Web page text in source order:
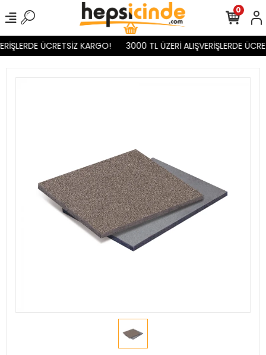
ÜCRETSİZ KARGO! 3000 TL ÜZERİ ALIŞVERİŞLERDE
0